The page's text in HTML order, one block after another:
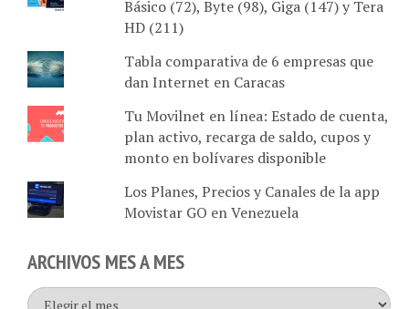
HD (211)
Tabla comparativa de 6 empresas que
dan Internet en Caracas
Tu Movilnet en línea: Estado de cuenta,
plan activo, recarga de saldo, cupos y
monto en bolívares disponible
Los Planes, Precios y Canales de la app
Movistar GO en Venezuela
ARCHIVOS MES A MES
Archivos